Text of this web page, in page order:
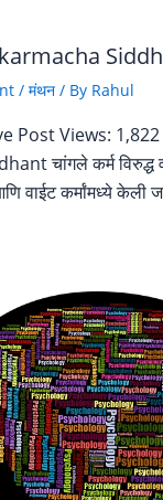
karmacha
/ मंथन/ By Rahul
Views: 1,822
चांगले कर्म विरुद्ध
वाईट कर्मांमध्ये